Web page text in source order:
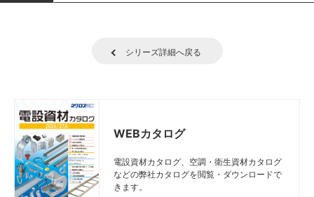
シリーズ詳細へ戻る
WEBカタログ
電設資材カタログ、空調・衛生資材カタログ
などの弊社カタログを閲覧・ダウンロードで
きます。